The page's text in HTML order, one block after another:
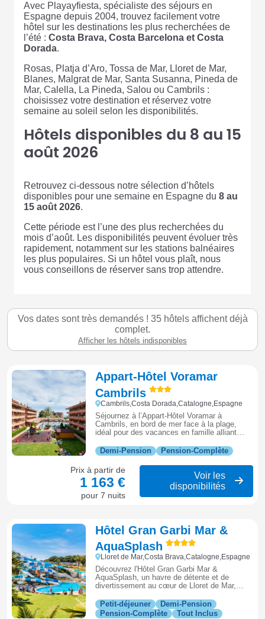
Avec Playayfiesta, spécialiste des séjours en
Espagne depuis 2004, trouvez facilement votre
hôtel sur les destinations les plus recherchées de
l’été : Costa Brava, Costa Barcelona et Costa
Dorada.
Rosas, Platja d’Aro, Tossa de Mar, Lloret de Mar,
Blanes, Malgrat de Mar, Santa Susanna, Pineda de
Mar, Calella, La Pineda, Salou ou Cambrils :
choisissez votre destination et réservez votre
semaine au soleil selon les disponibilités.
Hôtels disponibles du 8 au 15
août 2026
Retrouvez ci-dessous notre sélection d’hôtels
disponibles pour une semaine en Espagne du 8 au
15 août 2026.
Cette période est l’une des plus recherchées du
mois d’août. Les disponibilités peuvent évoluer très
rapidement, notamment sur les stations balnéaires
les plus populaires. Si un hôtel vous plaît, nous
vous conseillons de réserver sans trop attendre.
Vos dates sont très demandés ! 35 hôtels affichent déjà
complet.
Afficher les hôtels indisponibles
Appart-Hôtel Voramar
Cambrils
Cambrils,Costa Dorada,Catalogne,Espagne
Séjournez à l’Appart-Hôtel Voramar à
Cambrils, en bord de mer face à la plage,
idéal pour des vacances en famille alliant
Dorada.
Demi-Pension Pension-Complète
Prix à partir de
1 163 €
pour 7 nuits
Voir les
disponibilités
Hôtel Gran Garbi Mar &
AquaSplash
Lloret de Mar,Costa Brava,Catalogne,Espagne
Découvrez l'Hôtel Gran Garbi Mar &
AquaSplash, un havre de détente et de
divertissement au cœur de Lloret de Mar,
inoubliables.
Petit-déjeuner
Demi-Pension
Pension-Complète
Tout Inclus